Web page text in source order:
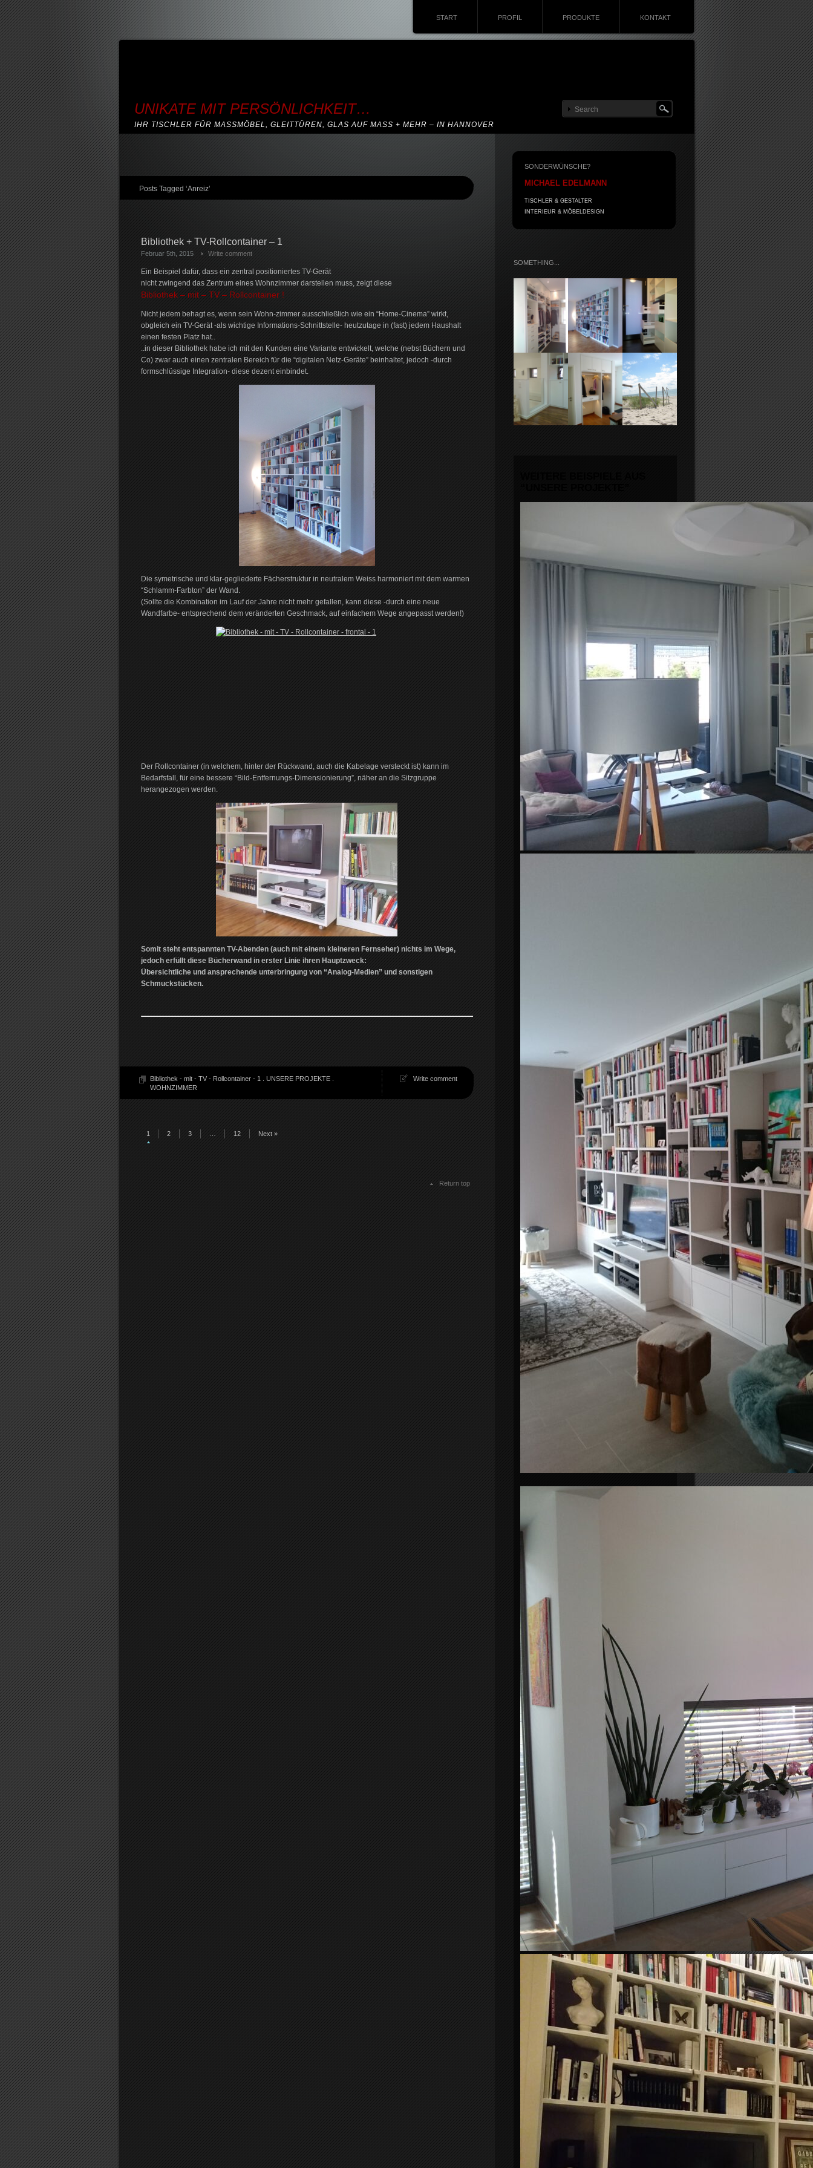
START PROFIL PRODUKTE KONTAKT
UNIKATE MIT PERSÖNLICHKEIT…
IHR TISCHLER FÜR MASSMÖBEL, GLEITTÜREN, GLAS AUF MASS + MEHR – IN HANNOVER
Posts Tagged ‘Anreiz’
Bibliothek + TV-Rollcontainer – 1
Februar 5th, 2015 Write comment
Ein Beispiel dafür, dass ein zentral positioniertes TV-Gerät
nicht zwingend das Zentrum eines Wohnzimmer darstellen muss, zeigt diese
Bibliothek – mit – TV – Rollcontainer !
Nicht jedem behagt es, wenn sein Wohn-zimmer ausschließlich wie ein “Home-Cinema” wirkt,
obgleich ein TV-Gerät -als wichtige Informations-Schnittstelle- heutzutage in (fast) jedem Haushalt
einen festen Platz hat..
..in dieser Bibliothek habe ich mit den Kunden eine Variante entwickelt, welche (nebst Büchern und
Co) zwar auch einen zentralen Bereich für die “digitalen Netz-Geräte” beinhaltet, jedoch -durch
formschlüssige Integration- diese dezent einbindet.
Die symetrische und klar-gegliederte Fächerstruktur in neutralem Weiss harmoniert mit dem warmen
“Schlamm-Farbton” der Wand.
(Sollte die Kombination im Lauf der Jahre nicht mehr gefallen, kann diese -durch eine neue
Wandfarbe- entsprechend dem veränderten Geschmack, auf einfachem Wege angepasst werden!)
Der Rollcontainer (in welchem, hinter der Rückwand, auch die Kabelage versteckt ist) kann im
Bedarfsfall, für eine bessere “Bild-Entfernungs-Dimensionierung”, näher an die Sitzgruppe
herangezogen werden.
Somit steht entspannten TV-Abenden (auch mit einem kleineren Fernseher) nichts im Wege,
jedoch erfüllt diese Bücherwand in erster Linie ihren Hauptzweck:
Übersichtliche und ansprechende unterbringung von “Analog-Medien” und sonstigen
Schmuckstücken.
Bibliothek - mit - TV - Rollcontainer - 1 UNSERE PROJEKTE.
WOHNZIMMER
Write comment
1 2 3 12 Next »
Return top
SONDERWÜNSCHE?
MICHAEL EDELMANN
TISCHLER & GESTALTER
INTERIEUR & MÖBELDESIGN
SOMETHING...